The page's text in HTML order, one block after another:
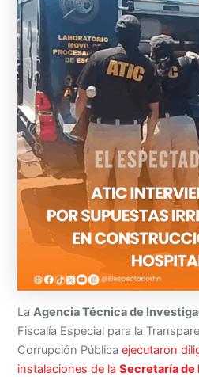
LaAgencia Técnica de
Fiscalía Especial para la
Corrupción Públicaejecutaron
instalaciones de laSecretaría